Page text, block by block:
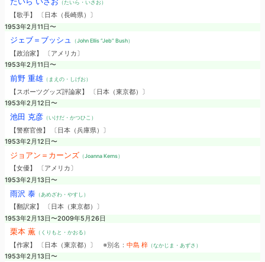
（たいら・いさお）
【歌手】 〔日本（長崎県）〕
1953年2月11日〜
ジェブ＝ブッシュ （John Ellis “Jeb” Bush）
【政治家】 〔アメリカ〕
1953年2月11日〜
前野 重雄（まえの・しげお）
【スポーツグッズ評論家】 〔日本（東京都）〕
1953年2月12日〜
池田 克彦（いけだ・かつひこ）
【警察官僚】 〔日本（兵庫県）〕
1953年2月12日〜
ジョアン＝カーンズ （Joanna Kerns）
【女優】 〔アメリカ〕
1953年2月13日〜
雨沢 泰（あめざわ・やすし）
【翻訳家】 〔日本（東京都）〕
1953年2月13日〜2009年5月26日
栗本 薫（くりもと・かおる）
【作家】 〔日本（東京都）〕 ※別名： 中島 梓（なかじま・あずさ）
1953年2月13日〜